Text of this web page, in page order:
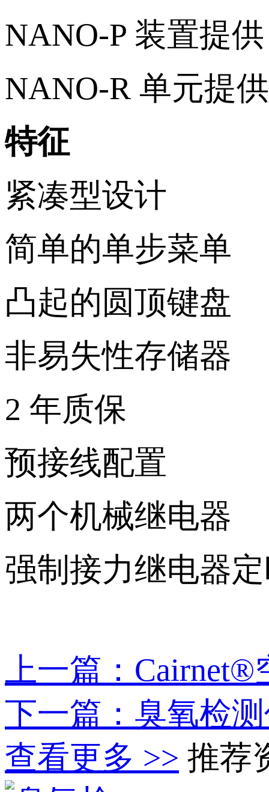
NANO-P 装置提
NANO-R 单元提
特征
紧凑型设计
简单的单步菜单
凸起的圆顶键盘
非易失性存储器
2 年质保
预接线配置
两个机械继电器
强制接力继电器
上一篇：
下一篇：臭氧检
查看更多 >> 推荐